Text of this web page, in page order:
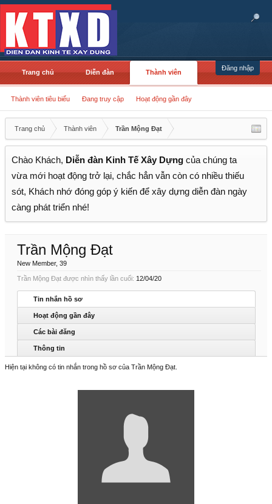
Đăng nhập
Trang chủ Diễn đàn Thành viên
Thành viên tiêu biểu Đang truy cập Hoạt động gần đây
Trang chủ Thành viên Trần Mộng Đạt
Chào Khách, Diễn đàn Kinh Tế Xây Dựng của chúng ta
vừa mới hoạt động trở lại, chắc hẳn vẫn còn có nhiều thiếu
sót, Khách nhớ đóng góp ý kiến để xây dựng diễn đàn ngày
càng phát triển nhé!
Trần Mộng Đạt
New Member, 39
Trần Mộng Đạt được nhìn thấy lần cuối: 12/04/20
Tin nhắn hồ sơ
Hoạt động gần đây
Các bài đăng
Thông tin
Hiện tại không có tin nhắn trong hồ sơ của Trần Mộng Đạt.